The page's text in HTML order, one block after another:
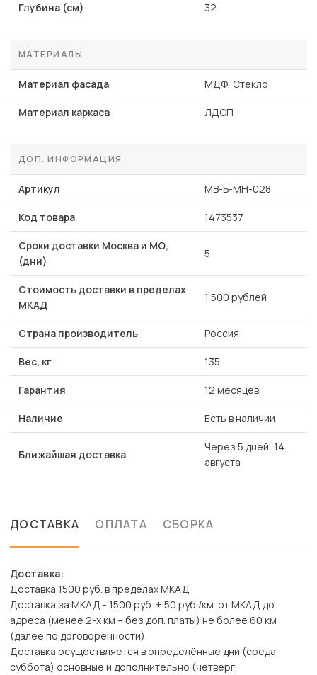
Глубина (см) 32
МАТЕРИАЛЫ
Материал фасада МДФ, Стекло
Материал каркаса ЛДСП
ДОП. ИНФОРМАЦИЯ
Артикул MB-Б-МН-028
Код товара 1473537
Сроки доставки Москва и МО,
(дни)
5
Стоимость доставки в пределах
МКАД
1 500 рублей
Страна производитель Россия
Вес, кг 135
Гарантия 12 месяцев
Наличие Есть в наличии
Ближайшая доставка
Через 5 дней, 14
августа
ДОСТАВКА ОПЛАТА СБОРКА
Доставка:
Доставка 1500 руб. в пределах МКАД
Доставка за МКАД - 1500 руб. + 50 руб./км. от МКАД до
адреса (менее 2-х км – без доп. платы) не более 60 км
(далее по договорённости).
Доставка осуществляется в определённые дни (среда,
суббота) основные и дополнительно (четверг,